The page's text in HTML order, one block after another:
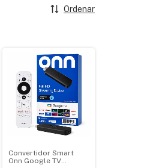
Ordenar
Convertidor Smart
Onn Google TV